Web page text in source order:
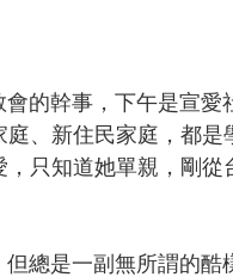
幹事，下午是宣愛
庭、新住民家庭，都
只知道她單親，剛
是一副無所謂的酷